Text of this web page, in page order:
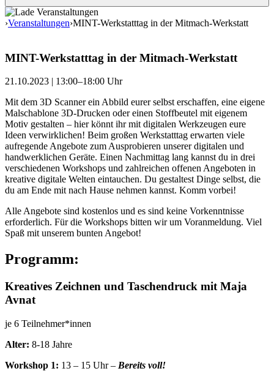
›Veranstaltungen›MINT-Werkstatttag in der Mitmach-Werkstatt
MINT-Werkstatttag in der Mitmach-Werkstatt
21.10.2023 | 13:00–18:00 Uhr
Mit dem 3D Scanner ein Abbild eurer selbst erschaffen, eine eigene
Malschablone 3D-Drucken oder einen Stoffbeutel mit eigenem
Motiv gestalten – hier könnt ihr mit digitalen Werkzeugen eure
Ideen verwirklichen! Beim großen Werkstatttag erwarten viele
aufregende Angebote zum Ausprobieren unserer digitalen und
handwerklichen Geräte. Einen Nachmittag lang kannst du in drei
verschiedenen Workshops und zahlreichen offenen Angeboten in
kreative digitale Welten eintauchen. Du gestaltest Dinge selbst, die
du am Ende mit nach Hause nehmen kannst. Komm vorbei!
Alle Angebote sind kostenlos und es sind keine Vorkenntnisse
erforderlich. Für die Workshops bitten wir um Voranmeldung. Viel
Spaß mit unserem bunten Angebot!
Programm:
Kreatives Zeichnen und Taschendruck mit Maja
Avnat
je 6 Teilnehmer*innen
Alter: 8-18 Jahre
Workshop 1: 13 – 15 Uhr – Bereits voll!